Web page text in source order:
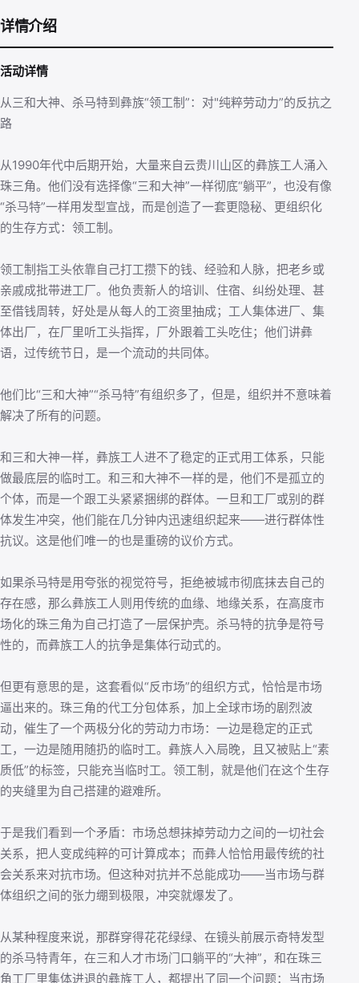
详情介绍
活动详情
从三和大神、杀马特到彝族“领工制”：对"纯粹劳动力”的反抗之
路
从1990年代中后期开始，大量来自云贵川山区的彝族工人涌入
珠三角。他们没有选择像“三和大神”一样彻底“躺平”，也没有像
“杀马特”一样用发型宣战，而是创造了一套更隐秘、更组织化
的生存方式：领工制。
领工制指工头依靠自己打工攒下的钱、经验和人脉，把老乡或
亲戚成批带进工厂。他负责新人的培训、住宿、纠纷处理、甚
至借钱周转，好处是从每人的工资里抽成；工人集体进厂、集
体出厂，在厂里听工头指挥，厂外跟着工头吃住；他们讲彝
语，过传统节日，是一个流动的共同体。
他们比“三和大神”“杀马特”有组织多了，但是，组织并不意味着
解决了所有的问题。
和三和大神一样，彝族工人进不了稳定的正式用工体系，只能
做最底层的临时工。和三和大神不一样的是，他们不是孤立的
个体，而是一个跟工头紧紧捆绑的群体。一旦和工厂或别的群
体发生冲突，他们能在几分钟内迅速组织起来——进行群体性
抗议。这是他们唯一的也是重磅的议价方式。
如果杀马特是用夸张的视觉符号，拒绝被城市彻底抹去自己的
存在感，那么彝族工人则用传统的血缘、地缘关系，在高度市
场化的珠三角为自己打造了一层保护壳。杀马特的抗争是符号
性的，而彝族工人的抗争是集体行动式的。
但更有意思的是，这套看似“反市场”的组织方式，恰恰是市场
逼出来的。珠三角的代工分包体系，加上全球市场的剧烈波
动，催生了一个两极分化的劳动力市场：一边是稳定的正式
工，一边是随用随扔的临时工。彝族人入局晚，且又被贴上“素
质低”的标签，只能充当临时工。领工制，就是他们在这个生存
的夹缝里为自己搭建的避难所。
于是我们看到一个矛盾：市场总想抹掉劳动力之间的一切社会
关系，把人变成纯粹的可计算成本；而彝人恰恰用最传统的社
会关系来对抗市场。但这种对抗并不总能成功——当市场与群
体组织之间的张力绷到极限，冲突就爆发了。
从某种程度来说，那群穿得花花绿绿、在镜头前展示奇特发型
的杀马特青年，在三和人才市场门口躺平的“大神”，和在珠三
角工厂里集体进退的彝族工人，都提出了同一个问题：当市场